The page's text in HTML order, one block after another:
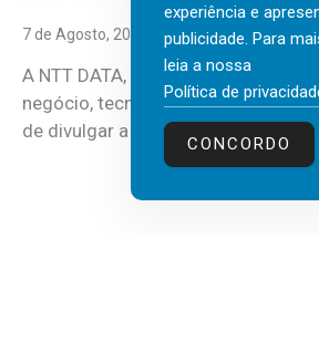
7 de Agosto, 2026
A NTT DATA, consultora global em
negócio, tecnologia e inteligência
de divulgar a mais recente...
experiência e
publicidade. Para
leia a nossa
Política de
CONCORDO